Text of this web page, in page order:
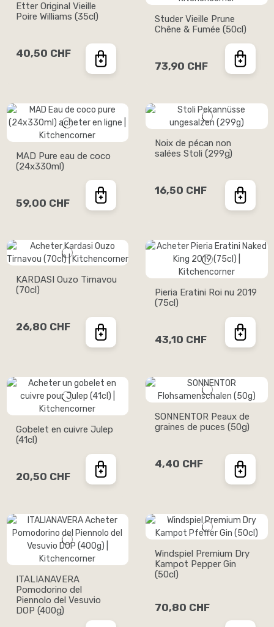
Etter Original Vieille
Poire Williams (35cl)
40,50 CHF
Studer Vieille Prune
Chêne & Fumée (50cl)
73,90 CHF
MAD Pure eau de coco
(24x330ml)
59,00 CHF
Noix de pécan non
salées Stoli (299g)
16,50 CHF
KARDASI Ouzo Tirnavou
(70cl)
26,80 CHF
Pieria Eratini Roi nu 2019
(75cl)
43,10 CHF
Gobelet en cuivre Julep
(41cl)
20,50 CHF
SONNENTOR Peaux de
graines de puces (50g)
4,40 CHF
ITALIANAVERA
Pomodorino del
Piennolo del Vesuvio
DOP (400g)
Windspiel Premium Dry
Kampot Pepper Gin
(50cl)
70,80 CHF